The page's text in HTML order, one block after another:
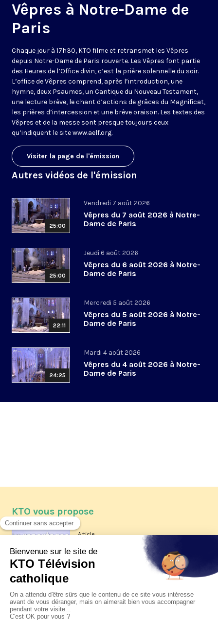
Vêpres à Notre-Dame de
Paris
Chaque jour à 17h30, KTO filme et retransmet les Vêpres
depuis Notre-Dame de Paris rouverte. Les Vêpres font partie
des Heures de l’Office divin, c’est la prière solennelle du soir.
L’office de Vêpres comprend, après l’introduction, une
hymne, deux Psaumes, un Cantique du Nouveau Testament,
une lecture brève, le chant d’actions de grâces du Magnificat,
les prières d’intercession et une brève oraison. Les textes des
Vêpres et de la messe sont presque toujours ceux
qu’indiquent le sitewww.aelf.org.
Visiter la page de l'émission
Autres vidéos de l'émission
25:00
Vendredi 7 août 2026
Vêpres du 7 août 2026 à Notre-
Dame de Paris
25:00
Jeudi 6 août 2026
Vêpres du 6 août 2026 à Notre-
Dame de Paris
22:11
Mercredi 5 août 2026
Vêpres du 5 août 2026 à Notre-
Dame de Paris
24:25
Mardi 4 août 2026
Vêpres du 4 août 2026 à Notre-
Dame de Paris
KTO vous propose
Article
Les reportages d'été 2026 de KTO
La visite pastorale du pape Léon
XIV à Assise à suivre sur KTO le
jeudi 6 août